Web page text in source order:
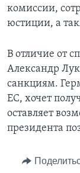
комиссии,
юстиции, а
В отличие от
Александр
санкциям.
ЕС, хочет
оставляет
президента